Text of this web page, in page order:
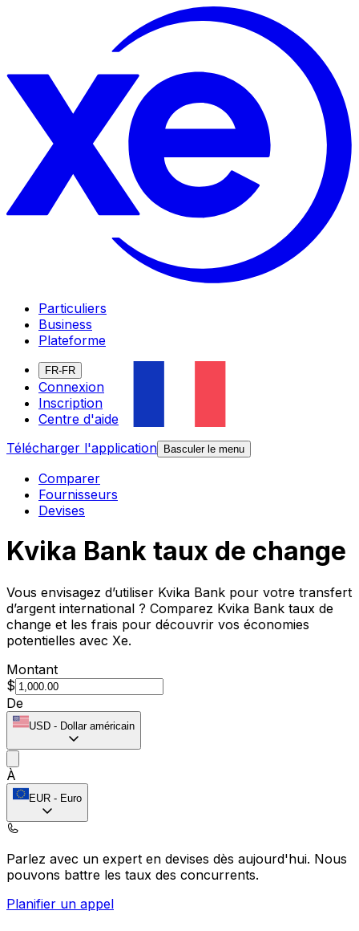
Particuliers
Business
Plateforme
FR-FR
Connexion
Inscription
Centre d'aide
Télécharger l'application
Basculer le menu
Comparer
Fournisseurs
Devises
Kvika Bank taux de change
Vous envisagez d’utiliser Kvika Bank pour votre transfert
d’argent international ? Comparez Kvika Bank taux de
change et les frais pour découvrir vos économies
potentielles avec Xe.
Montant
$
De
USD - Dollar américain
À
EUR - Euro
Parlez avec un expert en devises dès aujourd'hui. Nous
pouvons battre les taux des concurrents.
Planifier un appel